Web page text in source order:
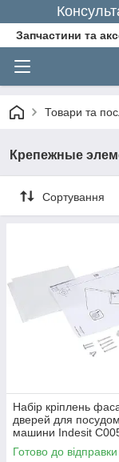
Запчастини та
Товари та
Крепежные
Сортування
Набір кріплень
дверей для
машини Indesit
Готово до відправки